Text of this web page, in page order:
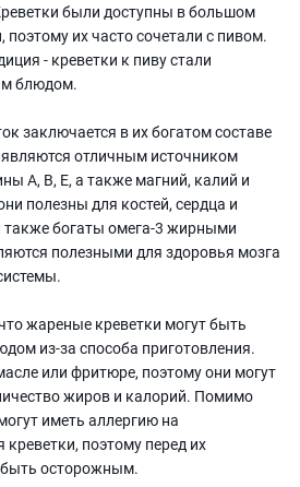
были доступны в большом
их часто сочетали с пивом.
- креветки к пиву стали
блюдом.
заключается в их богатом составе
отличным источником
А, В, Е, а также магний, калий и
полезны для костей, сердца и
богаты омега-3 жирными
полезными для здоровья мозга
жареные креветки могут быть
из-за способа приготовления.
или фритюре, поэтому они могут
жиров и калорий. Помимо
иметь аллергию на
поэтому перед их
быть осторожным.